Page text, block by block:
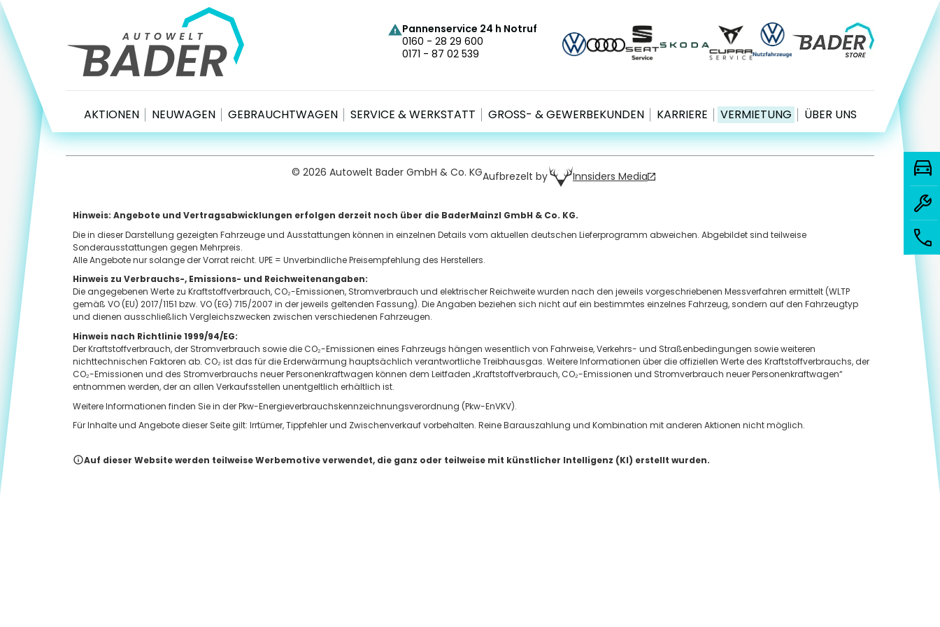
Autowelt Bader
Pannenservice 24 h Notruf
0160 - 28 29 600
0171 - 87 02 539
AKTIONEN NEUWAGEN GEBRAUCHTWAGEN SERVICE & WERKSTATT GROSS- & GEWERBEKUNDEN KARRIERE VERMIETUNG ÜBER UNS
BRUCKMÜHL-HEUFELD
Münchener Str. 2
83052 Bruckmühl-Heufeld
MEHR INFOS
WOLFRATSHAUSEN
Hans-Urmiller-Ring 40
82515 Wolfratshausen
MEHR INFOS
Facebook
Instagram
LinkedIn
YouTube
DATENSCHUTZ
© 2026 Autowelt Bader GmbH & Co. KGAufbrezelt by Innsiders Media
Hinweis: Angebote und Vertragsabwicklungen erfolgen derzeit noch über die BaderMainzl GmbH & Co. KG.
Die in dieser Darstellung gezeigten Fahrzeuge und Ausstattungen können in einzelnen Details vom aktuellen deutschen Lieferprogramm abweichen. Abgebildet sind teilweise
Sonderausstattungen gegen Mehrpreis.
Alle Angebote nur solange der Vorrat reicht. UPE = Unverbindliche Preisempfehlung des Herstellers.
Hinweis zu Verbrauchs-, Emissions- und Reichweitenangaben:
Die angegebenen Werte zu Kraftstoffverbrauch, CO₂-Emissionen, Stromverbrauch und elektrischer Reichweite wurden nach den jeweils vorgeschriebenen Messverfahren ermittelt (WLTP
gemäß VO (EU) 2017/1151 bzw. VO (EG) 715/2007 in der jeweils geltenden Fassung). Die Angaben beziehen sich nicht auf ein bestimmtes einzelnes Fahrzeug, sondern auf den Fahrzeugtyp
und dienen ausschließlich Vergleichszwecken zwischen verschiedenen Fahrzeugen.
Hinweis nach Richtlinie 1999/94/EG:
Der Kraftstoffverbrauch, der Stromverbrauch sowie die CO₂-Emissionen eines Fahrzeugs hängen wesentlich von Fahrweise, Verkehrs- und Straßenbedingungen sowie weiteren
nichttechnischen Faktoren ab. CO₂ ist das für die Erderwärmung hauptsächlich verantwortliche Treibhausgas. Weitere Informationen über die offiziellen Werte des Kraftstoffverbrauchs, der
CO₂-Emissionen und des Stromverbrauchs neuer Personenkraftwagen können dem Leitfaden „Kraftstoffverbrauch, CO₂-Emissionen und Stromverbrauch neuer Personenkraftwagen“
entnommen werden, der an allen Verkaufsstellen unentgeltlich erhältlich ist.
Weitere Informationen finden Sie in der Pkw-Energieverbrauchskennzeichnungsverordnung (Pkw-EnVKV).
Für Inhalte und Angebote dieser Seite gilt: Irrtümer, Tippfehler und Zwischenverkauf vorbehalten. Reine Barauszahlung und Kombination mit anderen Aktionen nicht möglich.
Auf dieser Website werden teilweise Werbemotive verwendet, die ganz oder teilweise mit künstlicher Intelligenz (KI) erstellt wurden.